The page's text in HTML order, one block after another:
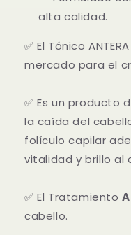
alta calidad.
✅ El Tónico
mercado para el
✅ Es un producto
la caída del
folículo capilar
vitalidad y brillo al
✅El Tratamiento
cabello.